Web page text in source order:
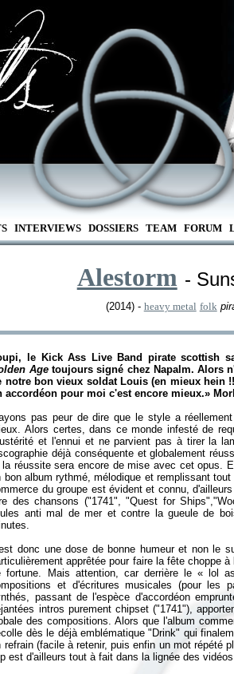
INTERVIEWS DOSSIERS TEAM FORUM
Alestorm -
(2014) - heavy metal folk
le Kick Ass Live Band pirate scottish
Agetoujours signé chez Napalm. Alors
notre bon vieux soldat Louis (en mieux hein
accordéon pour moi c'est encore mieux.»
pas peur de dire que le style a
Alors certes, dans ce monde infesté de
et l'ennui et ne parvient pas à tirer la
déjà conséquente et globalement
réussite sera encore de mise avec cet opus.
bon album rythmé, mélodique et remplissant
du groupe est évident et connu,
des chansons ("1741", "Quest for
anti mal de mer et contre la gueule de
donc une dose de bonne humeur et non le
apprêtée pour faire la fête choppe
fortune. Mais attention, car derrière le «
lol
et d'écritures musicales (pour les
passant de l'espèce d'accordéon
intros purement chipset ("1741"),
des compositions. Alors que l'album
dès le déjà emblématique "Drink" qui
refrain (facile à retenir, puis enfin un mot répété
est d'ailleurs tout à fait dans la lignée des